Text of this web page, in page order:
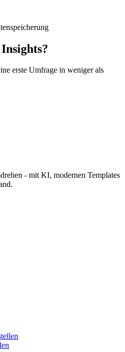
erste Umfrage in weniger als
- mit KI, modernen Templates